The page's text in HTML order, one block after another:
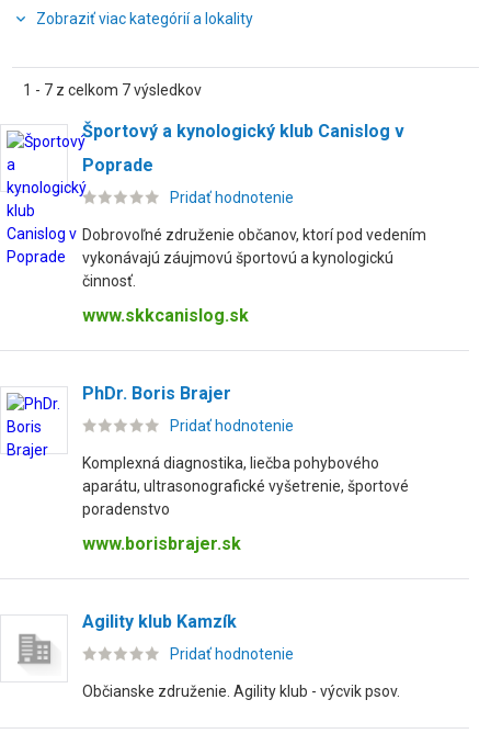
Zobraziť viac kategórií a lokality
1 - 7 z celkom 7 výsledkov
Športový a kynologický klub Canislog v
Poprade
Pridať hodnotenie
Dobrovoľné združenie občanov, ktorí pod vedením
vykonávajú záujmovú športovú a kynologickú
činnosť.
www.skkcanislog.sk
PhDr. Boris Brajer
Pridať hodnotenie
Komplexná diagnostika, liečba pohybového
aparátu, ultrasonografické vyšetrenie, športové
poradenstvo
www.borisbrajer.sk
Agility klub Kamzík
Pridať hodnotenie
Občianske združenie. Agility klub - výcvik psov.